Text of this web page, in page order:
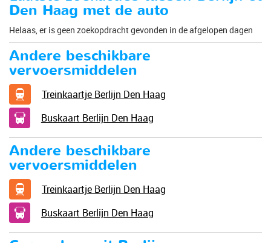
Den Haag met de auto
Helaas, er is geen zoekopdracht gevonden in de afgelopen dagen
Andere beschikbare
vervoersmiddelen
Treinkaartje Berlijn Den Haag
Buskaart Berlijn Den Haag
Andere beschikbare
vervoersmiddelen
Treinkaartje Berlijn Den Haag
Buskaart Berlijn Den Haag